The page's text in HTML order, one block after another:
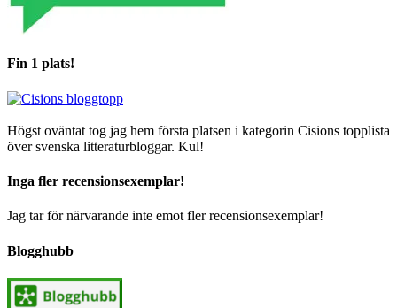
Fin 1 plats!
Högst oväntat tog jag hem första platsen i kategorin Cisions topplista
över svenska litteraturbloggar. Kul!
Inga fler recensionsexemplar!
Jag tar för närvarande inte emot fler recensionsexemplar!
Blogghubb